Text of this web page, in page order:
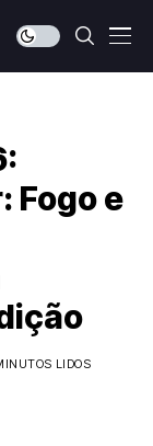
Fogo e
LIDOS